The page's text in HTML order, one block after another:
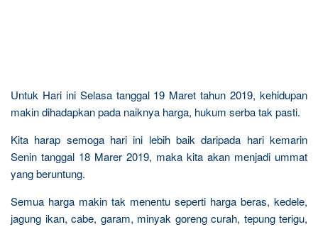
Untuk Hari ini Selasa tanggal 19 Maret tahun 2019, kehidupan
makin dihadapkan pada naiknya harga, hukum serba tak pasti.
Kita harap semoga hari ini lebih baik daripada hari kemarin
Senin tanggal 18 Marer 2019, maka kita akan menjadi ummat
yang beruntung.
Semua harga makin tak menentu seperti harga beras, kedele,
jagung ikan, cabe, garam, minyak goreng curah, tepung terigu,